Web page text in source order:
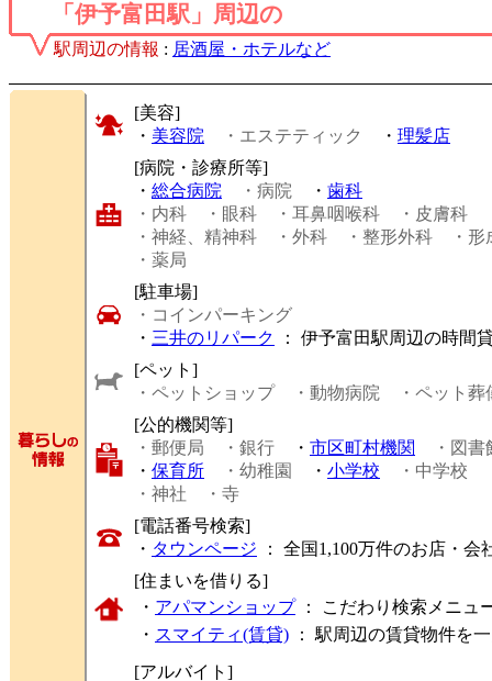
「伊予富田駅」周辺の
駅周辺の情報 : 居酒屋・ホテルなど
[美容]
・ 美容院 ・エステティック ・ 理髪店
[病院・診療所等]
・ 総合病院 ・病院 ・ 歯科
・内科
・眼科 ・耳鼻咽喉科 ・皮膚科
・神経、精神科
・外科 ・整形外科
・
・薬局
[駐車場]
・コインパーキング
・ 三井のリパーク
： 伊予富田駅周辺の時間
[ペット]
・ペットショップ
・動物病院
・ペット葬
[公的機関等]
・郵便局
・銀行 ・ 市区町村機関
・図書
・ 保育所 ・幼稚園 ・ 小学校 ・中学校
・神社
・寺
[電話番号検索]
・ タウンページ ： 全国1,100万件のお店・
[住まいを借りる]
・ アパマンショップ： こだわり検索メニュ
・ スマイティ(賃貸) ： 駅周辺の賃貸物件を
[アルバイト]